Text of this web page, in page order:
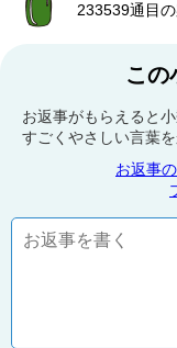
233539通目
この
お返事がもらえると
すごくやさしい言葉
お返事